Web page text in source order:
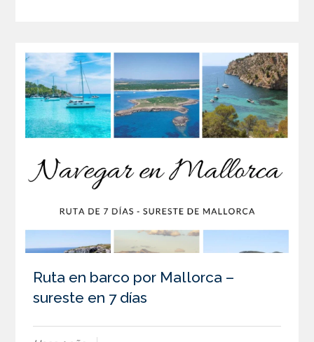
Ruta en barco por Mallorca –
sureste en 7 días